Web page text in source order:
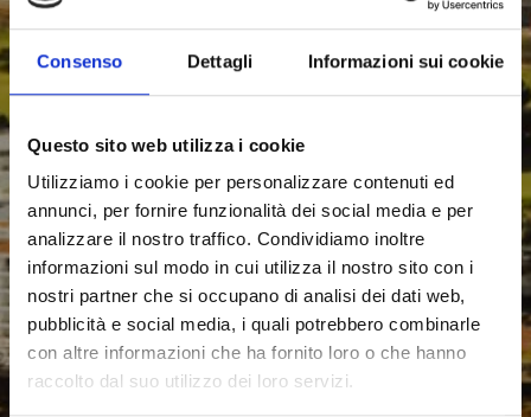
Consenso Dettagli Informazioni sui cookie
Questo sito web utilizza i cookie
Utilizziamo i cookie per personalizzare contenuti ed
annunci, per fornire funzionalità dei social media e per
analizzare il nostro traffico. Condividiamo inoltre
informazioni sul modo in cui utilizza il nostro sito con i
nostri partner che si occupano di analisi dei dati web,
pubblicità e social media, i quali potrebbero combinarle
con altre informazioni che ha fornito loro o che hanno
raccolto dal suo utilizzo dei loro servizi.